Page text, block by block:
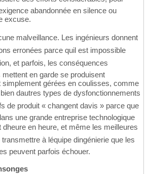
abandonnée en silence ou
excuse.
malveillance. Les ingénieurs donnent
erronées parce quil est impossible
et parfois, les conséquences
en garde se produisent
simplement gérées en coulisses, comme
dautres types de dysfonctionnements
de produit « changent davis » parce que
une grande entreprise technologique
en heure, et même les meilleures
à léquipe dingénierie que les
peuvent parfois échouer.